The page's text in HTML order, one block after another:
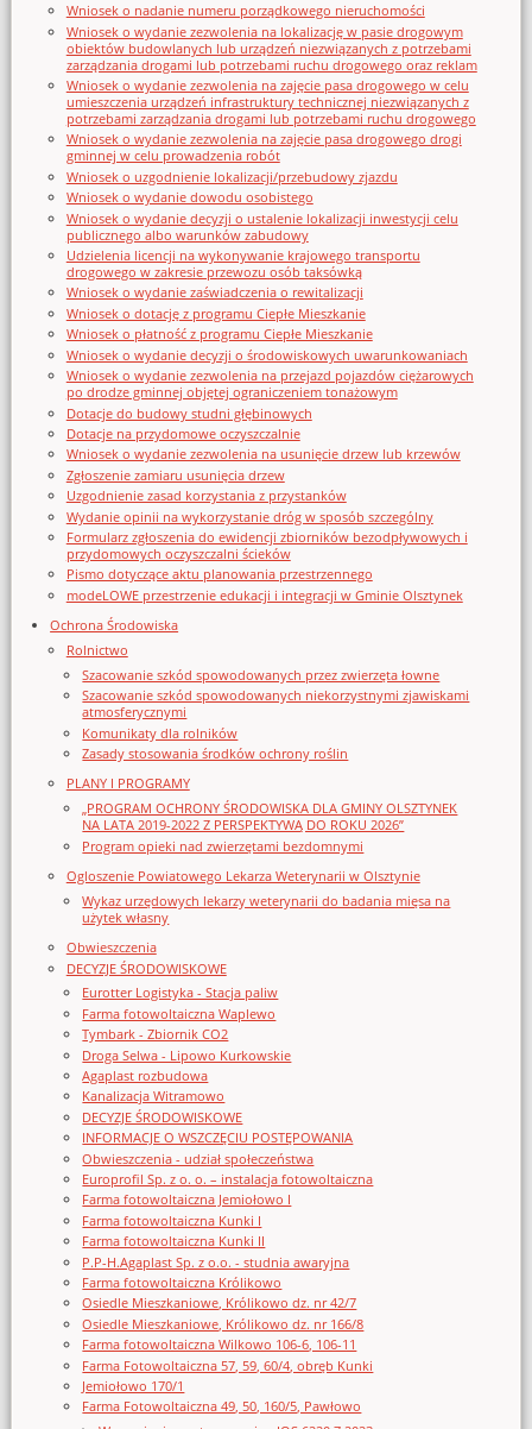
Wniosek o nadanie numeru porządkowego nieruchomości
Wniosek o wydanie zezwolenia na lokalizację w pasie drogowym
obiektów budowlanych lub urządzeń niezwiązanych z potrzebami
zarządzania drogami lub potrzebami ruchu drogowego oraz reklam
Wniosek o wydanie zezwolenia na zajęcie pasa drogowego w celu
umieszczenia urządzeń infrastruktury technicznej niezwiązanych z
potrzebami zarządzania drogami lub potrzebami ruchu drogowego
Wniosek o wydanie zezwolenia na zajęcie pasa drogowego drogi
gminnej w celu prowadzenia robót
Wniosek o uzgodnienie lokalizacji/przebudowy zjazdu
Wniosek o wydanie dowodu osobistego
Wniosek o wydanie decyzji o ustalenie lokalizacji inwestycji celu
publicznego albo warunków zabudowy
Udzielenia licencji na wykonywanie krajowego transportu
drogowego w zakresie przewozu osób taksówką
Wniosek o wydanie zaświadczenia o rewitalizacji
Wniosek o dotację z programu Ciepłe Mieszkanie
Wniosek o płatność z programu Ciepłe Mieszkanie
Wniosek o wydanie decyzji o środowiskowych uwarunkowaniach
Wniosek o wydanie zezwolenia na przejazd pojazdów ciężarowych
po drodze gminnej objętej ograniczeniem tonażowym
Dotacje do budowy studni głębinowych
Dotacje na przydomowe oczyszczalnie
Wniosek o wydanie zezwolenia na usunięcie drzew lub krzewów
Zgłoszenie zamiaru usunięcia drzew
Uzgodnienie zasad korzystania z przystanków
Wydanie opinii na wykorzystanie dróg w sposób szczególny
Formularz zgłoszenia do ewidencji zbiorników bezodpływowych i
przydomowych oczyszczalni ścieków
Pismo dotyczące aktu planowania przestrzennego
modeLOWE przestrzenie edukacji i integracji w Gminie Olsztynek
Ochrona Środowiska
Rolnictwo
Szacowanie szkód spowodowanych przez zwierzęta łowne
Szacowanie szkód spowodowanych niekorzystnymi zjawiskami
atmosferycznymi
Komunikaty dla rolników
Zasady stosowania środków ochrony roślin
PLANY I PROGRAMY
„PROGRAM OCHRONY ŚRODOWISKA DLA GMINY OLSZTYNEK
NA LATA 2019-2022 Z PERSPEKTYWĄ DO ROKU 2026”
Program opieki nad zwierzętami bezdomnymi
Ogloszenie Powiatowego Lekarza Weterynarii w Olsztynie
Wykaz urzędowych lekarzy weterynarii do badania mięsa na
użytek własny
Obwieszczenia
DECYZJE ŚRODOWISKOWE
Eurotter Logistyka - Stacja paliw
Farma fotowoltaiczna Waplewo
Tymbark - Zbiornik CO2
Droga Selwa - Lipowo Kurkowskie
Agaplast rozbudowa
Kanalizacja Witramowo
DECYZJE ŚRODOWISKOWE
INFORMACJE O WSZCZĘCIU POSTĘPOWANIA
Obwieszczenia - udział społeczeństwa
Europrofil Sp. z o. o. – instalacja fotowoltaiczna
Farma fotowoltaiczna Jemiołowo I
Farma fotowoltaiczna Kunki I
Farma fotowoltaiczna Kunki II
P.P-H.Agaplast Sp. z o.o. - studnia awaryjna
Farma fotowoltaiczna Królikowo
Osiedle Mieszkaniowe, Królikowo dz. nr 42/7
Osiedle Mieszkaniowe, Królikowo dz. nr 166/8
Farma fotowoltaiczna Wilkowo 106-6, 106-11
Farma Fotowoltaiczna 57, 59, 60/4, obręb Kunki
Jemiołowo 170/1
Farma Fotowoltaiczna 49, 50, 160/5, Pawłowo